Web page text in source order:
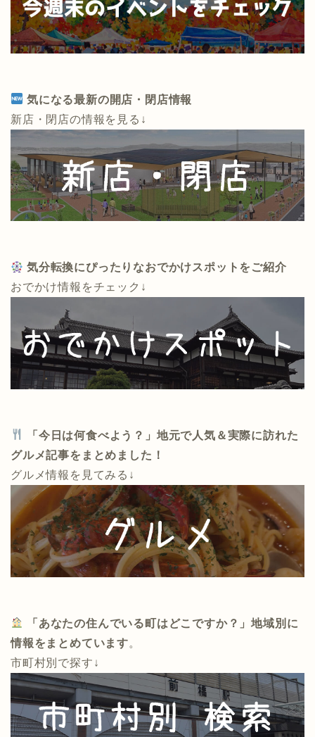
気になる最新の開店・閉店情報
新店・閉店の情報を見る↓
気分転換にぴったりなおでかけスポットをご紹介
おでかけ情報をチェック↓
「今日は何食べよう？」地元で人気＆実際に訪れた
グルメ記事をまとめました！
グルメ情報を見てみる↓
「あなたの住んでいる町はどこですか？」地域別に
情報をまとめています。
市町村別で探す↓